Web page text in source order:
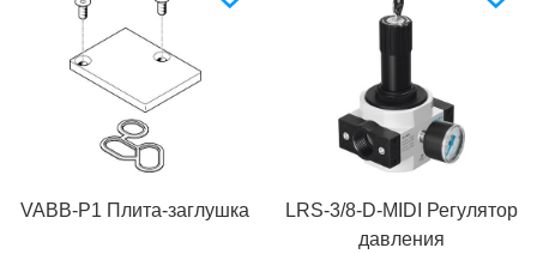
VABB-P1 Плита-заглушка
LRS-3/8-D-MIDI Регулятор
давления